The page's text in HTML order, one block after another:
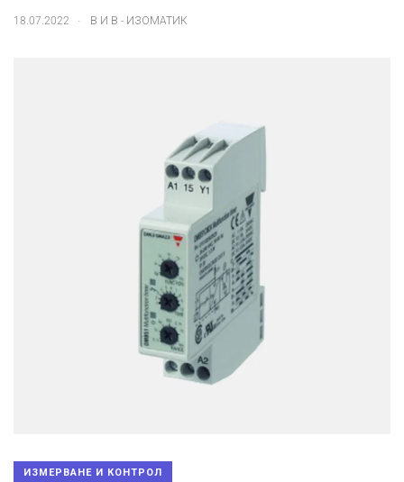
18.07.2022 . В И В - ИЗОМАТИК
ИЗМЕРВАНЕ И КОНТРОЛ